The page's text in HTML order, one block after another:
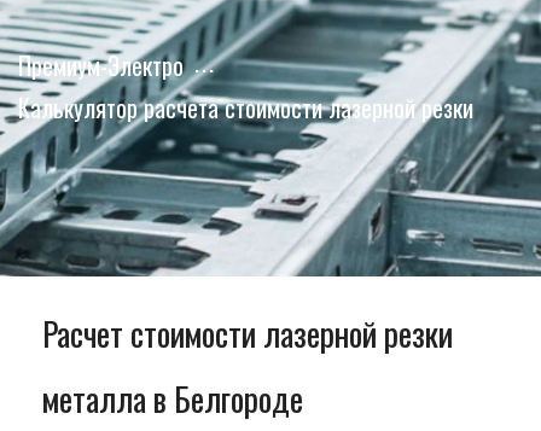
Премиум-Электро
Калькулятор расчета стоимости лазерной резки
Расчет стоимости лазерной резки
металла в Белгороде